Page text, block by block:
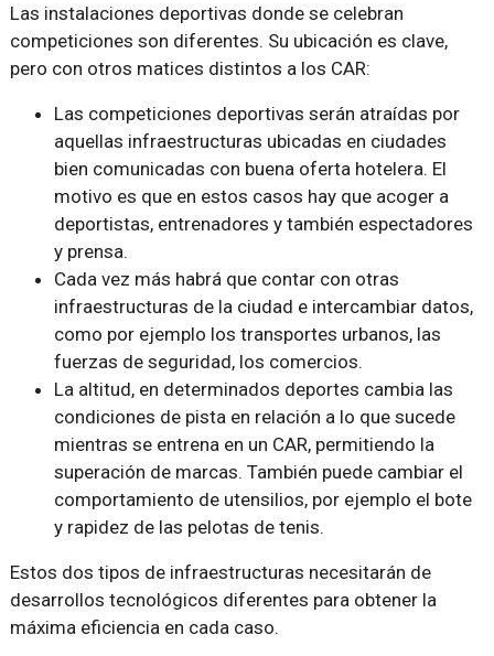
Las instalaciones deportivas donde se celebran
competiciones son diferentes. Su ubicación es clave,
pero con otros matices distintos a los CAR:
Las competiciones deportivas serán atraídas por
aquellas infraestructuras ubicadas en ciudades
bien comunicadas con buena oferta hotelera. El
motivo es que en estos casos hay que acoger a
deportistas, entrenadores y también espectadores
y prensa.
Cada vez más habrá que contar con otras
infraestructuras de la ciudad e intercambiar datos,
como por ejemplo los transportes urbanos, las
fuerzas de seguridad, los comercios.
La altitud, en determinados deportes cambia las
condiciones de pista en relación a lo que sucede
mientras se entrena en un CAR, permitiendo la
superación de marcas. También puede cambiar el
comportamiento de utensilios, por ejemplo el bote
y rapidez de las pelotas de tenis.
Estos dos tipos de infraestructuras necesitarán de
desarrollos tecnológicos diferentes para obtener la
máxima eficiencia en cada caso.